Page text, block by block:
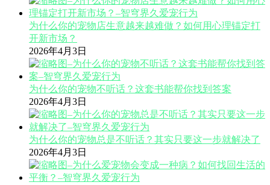
为什么你的宠物店生意越来越难做？如何用心理锚定打
开新市场？
2026年4月3日
为什么你的宠物不听话？这套书能帮你找到答案
2026年4月3日
为什么你的宠物总是不听话？其实只要这一步就解决了
2026年4月3日